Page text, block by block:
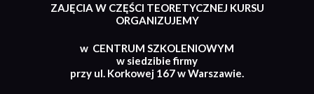
ZAJĘCIA W CZĘŚCI TEORETYCZNEJ KURSU
ORGANIZUJEMY
w CENTRUM SZKOLENIOWYM
w siedzibie firmy
przy ul. Korkowej 167 w Warszawie.